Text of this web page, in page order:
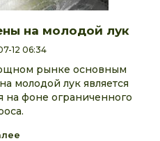
на молодой лук
12 06:34
рынке основным
молодой лук является
фоне ограниченного